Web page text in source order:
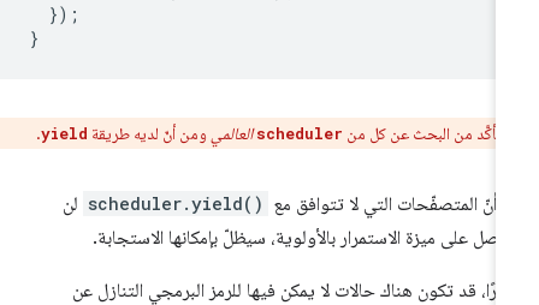
تأكَّد من البحث عن كل من scheduler العالميومن أنّ لديه طريقةyield
.
أنّ المتصفّحات التي لا تتوافق مع scheduler.yield() لن
على ميزة الاستمرار بالأولوية، سيظلّ بإمكانها الاستجابة.
قد تكون هناك حالات لا يمكن فيها للرمز البرمجي التنازل عن